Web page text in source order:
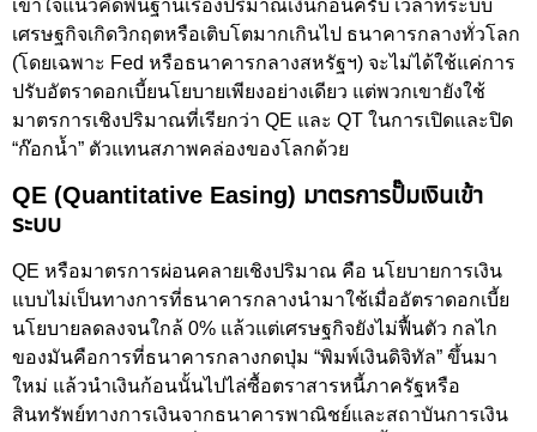
เข้าใจแนวคิดพื้นฐานเรื่องปริมาณเงินก่อนครับ เวลาที่ระบบ
เศรษฐกิจเกิดวิกฤตหรือเติบโตมากเกินไป ธนาคารกลางทั่วโลก
(โดยเฉพาะ Fed หรือธนาคารกลางสหรัฐฯ) จะไม่ได้ใช้แค่การ
ปรับอัตราดอกเบี้ยนโยบายเพียงอย่างเดียว แต่พวกเขายังใช้
มาตรการเชิงปริมาณที่เรียกว่า QE และ QT ในการเปิดและปิด
“ก๊อกน้ำ” ตัวแทนสภาพคล่องของโลกด้วย
QE (Quantitative Easing) มาตรการปั๊มเงินเข้า
ระบบ
QE หรือมาตรการผ่อนคลายเชิงปริมาณ คือ นโยบายการเงิน
แบบไม่เป็นทางการที่ธนาคารกลางนำมาใช้เมื่ออัตราดอกเบี้ย
นโยบายลดลงจนใกล้ 0% แล้วแต่เศรษฐกิจยังไม่ฟื้นตัว กลไก
ของมันคือการที่ธนาคารกลางกดปุ่ม “พิมพ์เงินดิจิทัล” ขึ้นมา
ใหม่ แล้วนำเงินก้อนนั้นไปไล่ซื้อตราสารหนี้ภาครัฐหรือ
สินทรัพย์ทางการเงินจากธนาคารพาณิชย์และสถาบันการเงิน